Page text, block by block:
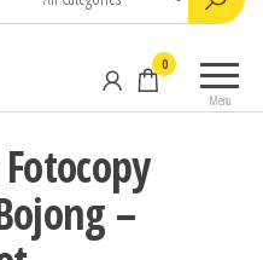
Menu
0
–